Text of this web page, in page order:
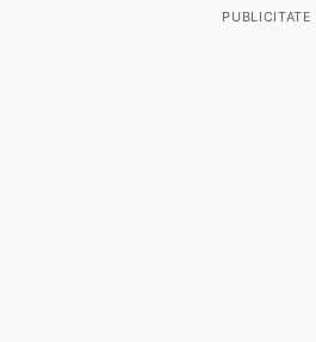
PUBLICITATE